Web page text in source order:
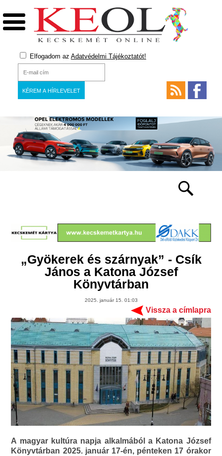
Elfogadom az Adatvédelmi Tájékoztatót!
„Gyökerek és szárnyak” - Csík
János a Katona József
Könyvtárban
2025. január 15. 01:03
Vissza a címlapra
A magyar kultúra napja alkalmából a Katona József
Könyvtárban 2025. január 17-én, pénteken 17 órakor